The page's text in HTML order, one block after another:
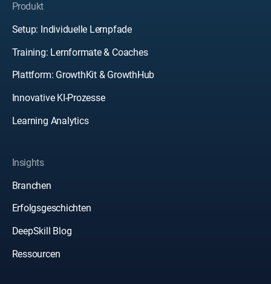
Produkt
Setup: Individuelle Lernpfade
Training: Lernformate & Coaches
Plattform: GrowthKit & GrowthHub
Innovative KI-Prozesse
Learning Analytics
Insights
Branchen
Erfolgsgeschichten
DeepSkill Blog
Ressourcen